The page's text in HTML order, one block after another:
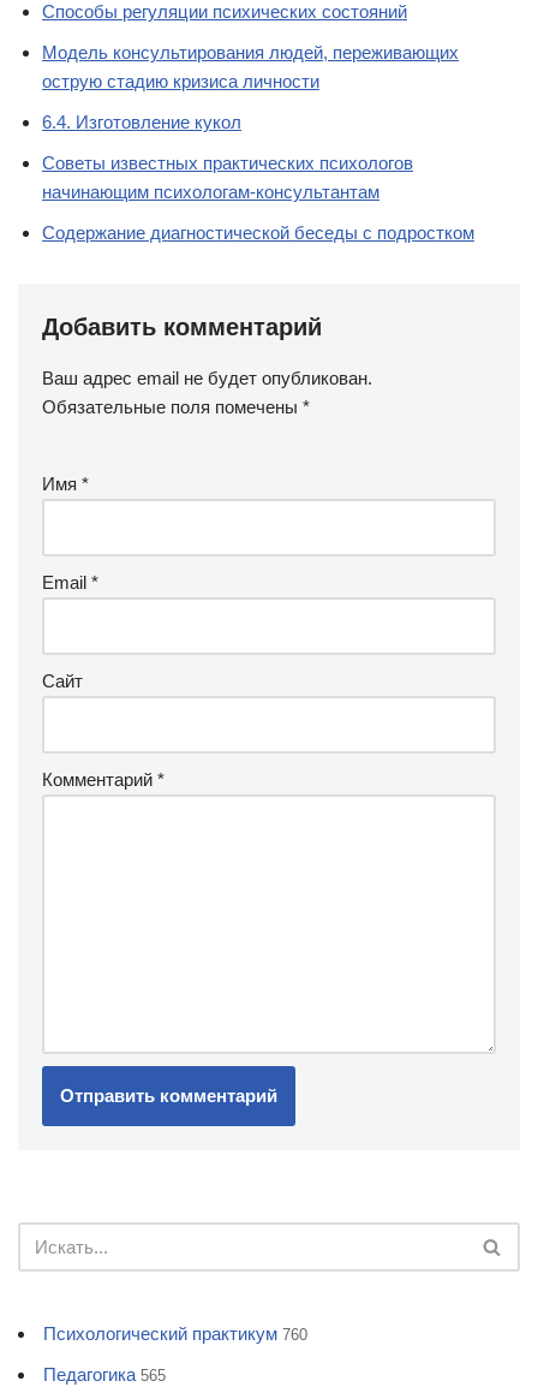
Способы регуляции психических состояний
Модель консультирования людей, переживающих
острую стадию кризиса личности
6.4. Изготовление кукол
Советы известных практических психологов
начинающим психологам-консультантам
Содержание диагностической беседы с подростком
Добавить комментарий
Ваш адрес email не будет опубликован.
Обязательные поля помечены *
Имя *
Email *
Сайт
Комментарий *
Психологический практикум 760
Педагогика 565